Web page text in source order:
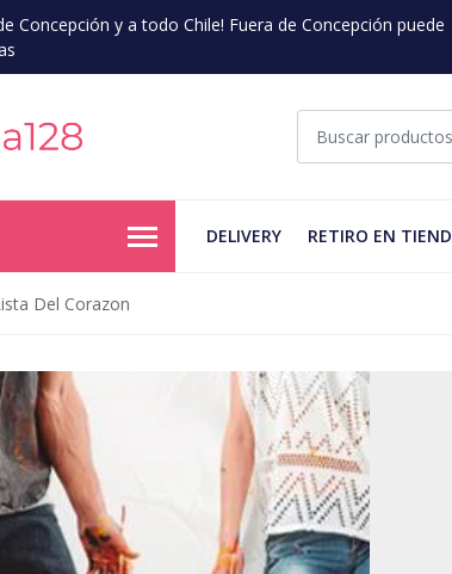
Concepción y a todo Chile! Fuera de Concepción puede
DELIVERY RETIRO EN
Del Corazon